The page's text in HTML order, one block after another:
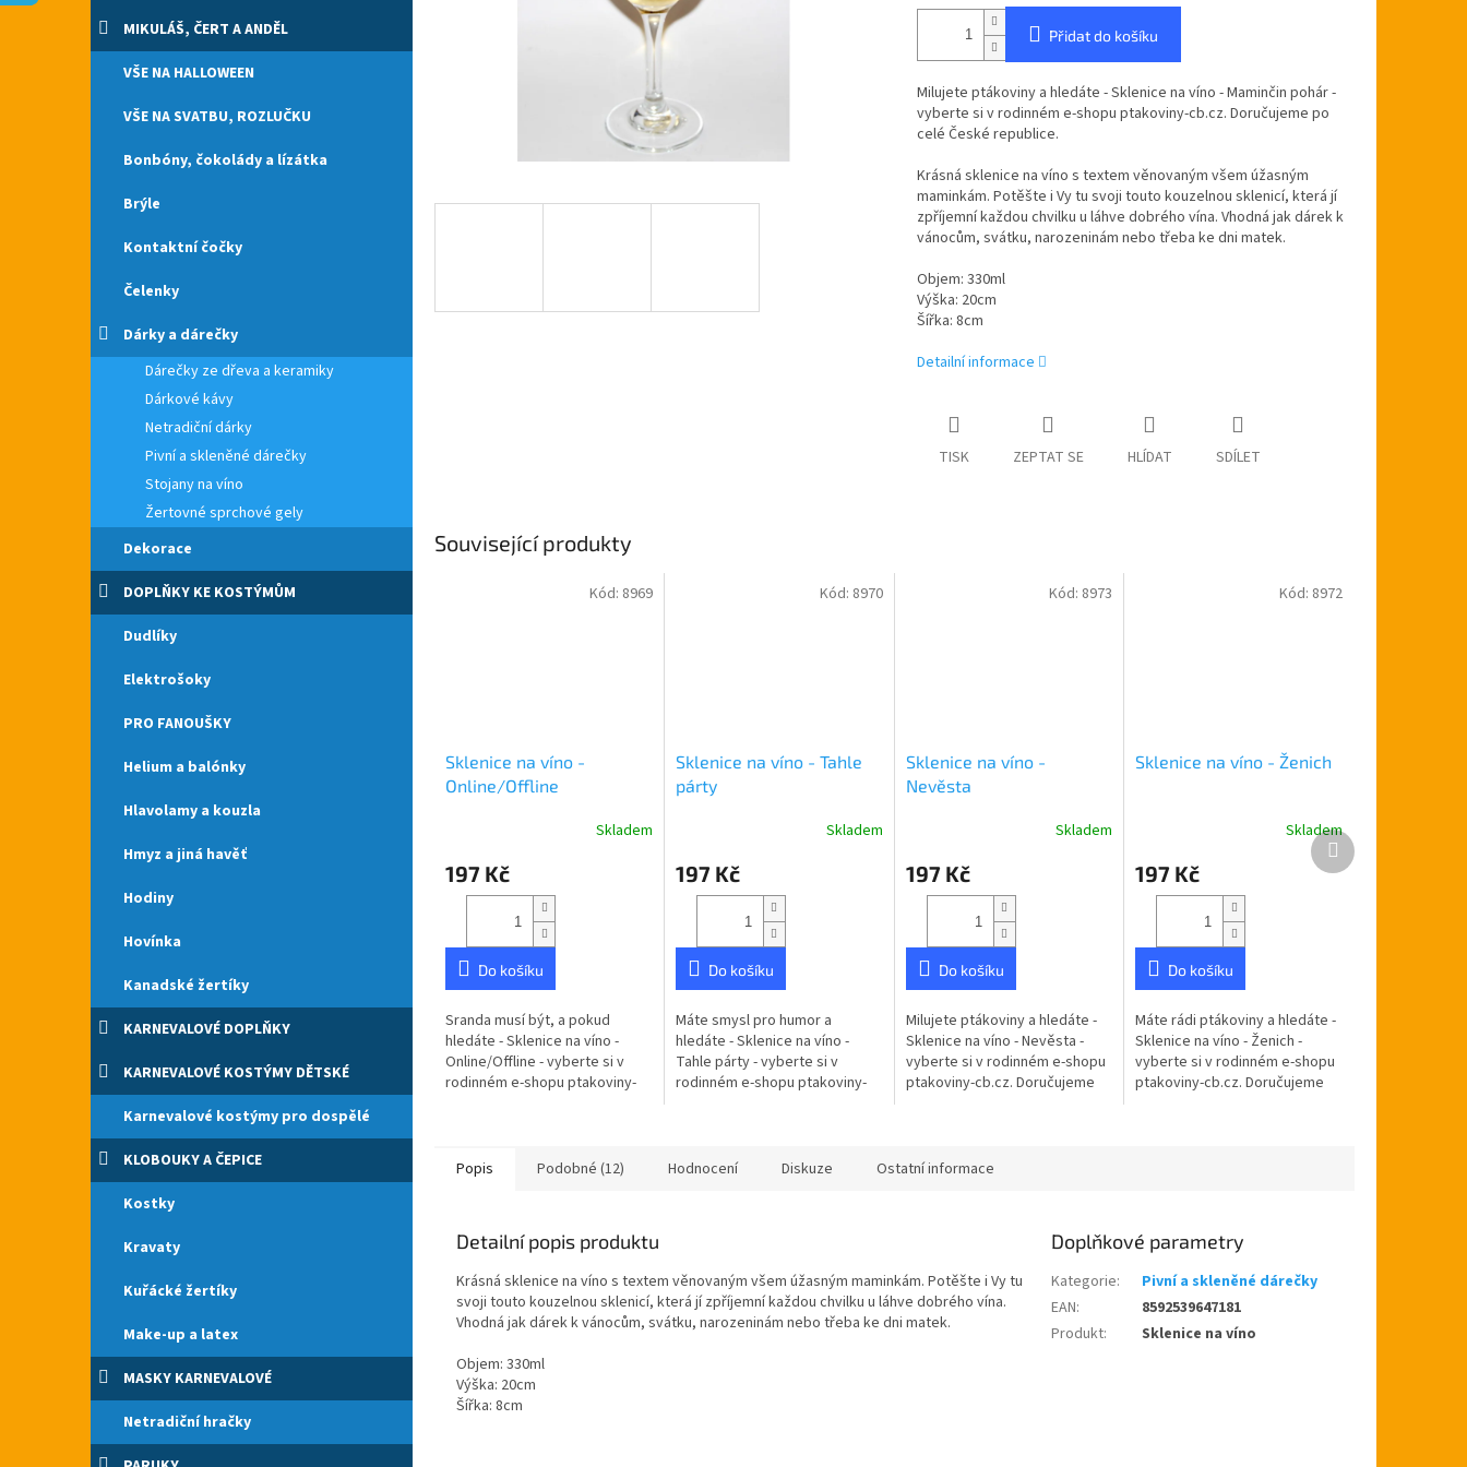
e
l
MIKULÁŠ, ČERT A ANDĚL
VŠE NA HALLOWEEN
VŠE NA SVATBU, ROZLUČKU
Bonbóny, čokolády a lízátka
Brýle
Kontaktní čočky
Čelenky
Dárky a dárečky
Dárečky ze dřeva a keramiky
Dárkové kávy
Netradiční dárky
Pivní a skleněné dárečky
Stojany na víno
Žertovné sprchové gely
Dekorace
DOPLŇKY KE KOSTÝMŮM
Dudlíky
Elektrošoky
PRO FANOUŠKY
Helium a balónky
Hlavolamy a kouzla
Hmyz a jiná havěť
Hodiny
Hovínka
Kanadské žertíky
KARNEVALOVÉ DOPLŇKY
KARNEVALOVÉ KOSTÝMY DĚTSKÉ
Karnevalové kostýmy pro dospělé
KLOBOUKY A ČEPICE
Kostky
Kravaty
Kuřácké žertíky
Make-up a latex
MASKY KARNEVALOVÉ
Netradiční hračky
Přidat do košíku
Milujete ptákoviny a hledáte - Sklenice na víno - Maminčin pohár -
vyberte si v rodinném e-shopu ptakoviny-cb.cz. Doručujeme po
celé České republice.
Krásná sklenice na víno s textem věnovaným všem úžasným
maminkám. Potěšte i Vy tu svoji touto kouzelnou sklenicí, která jí
zpříjemní každou chvilku u láhve dobrého vína. Vhodná jak dárek k
vánocům, svátku, narozeninám nebo třeba ke dni matek.
Objem: 330ml
Výška: 20cm
Šířka: 8cm
Detailní informace
TISK ZEPTAT SE HLÍDAT SDÍLET
Související produkty
Sklenice na víno -
Online/Offline
produktu
hvězdiček.
Skladem
197 Kč
Do košíku
Sranda musí být, a pokud
hledáte - Sklenice na víno -
Online/Offline - vyberte si v
rodinném e-shopu ptakoviny-
Kód: 8969
Sklenice na víno - Tahle
párty
Skladem
197 Kč
Do košíku
Máte smysl pro humor a
hledáte - Sklenice na víno -
Tahle párty - vyberte si v
rodinném e-shopu ptakoviny-
Kód: 8970
Sklenice na víno -
Nevěsta
Skladem
197 Kč
Do košíku
Milujete ptákoviny a hledáte -
Sklenice na víno - Nevěsta -
vyberte si v rodinném e-shopu
ptakoviny-cb.cz. Doručujeme
Kód: 8973
Sklenice na víno - Ženich
Skladem
197 Kč
Do košíku
Máte rádi ptákoviny a hledáte -
Sklenice na víno - Ženich -
vyberte si v rodinném e-shopu
ptakoviny-cb.cz. Doručujeme
Kód: 8972
Další
produkt
Popis Podobné (12) Hodnocení Diskuze Ostatní informace
Detailní popis produktu
Krásná sklenice na víno s textem věnovaným všem úžasným maminkám. Potěšte i Vy tu
svoji touto kouzelnou sklenicí, která jí zpříjemní každou chvilku u láhve dobrého vína.
Vhodná jak dárek k vánocům, svátku, narozeninám nebo třeba ke dni matek.
Objem: 330ml
Výška: 20cm
Šířka: 8cm
Doplňkové parametry
Kategorie:
Pivní a skleněné dárečky
EAN:
8592539647181
Produkt: Sklenice na víno